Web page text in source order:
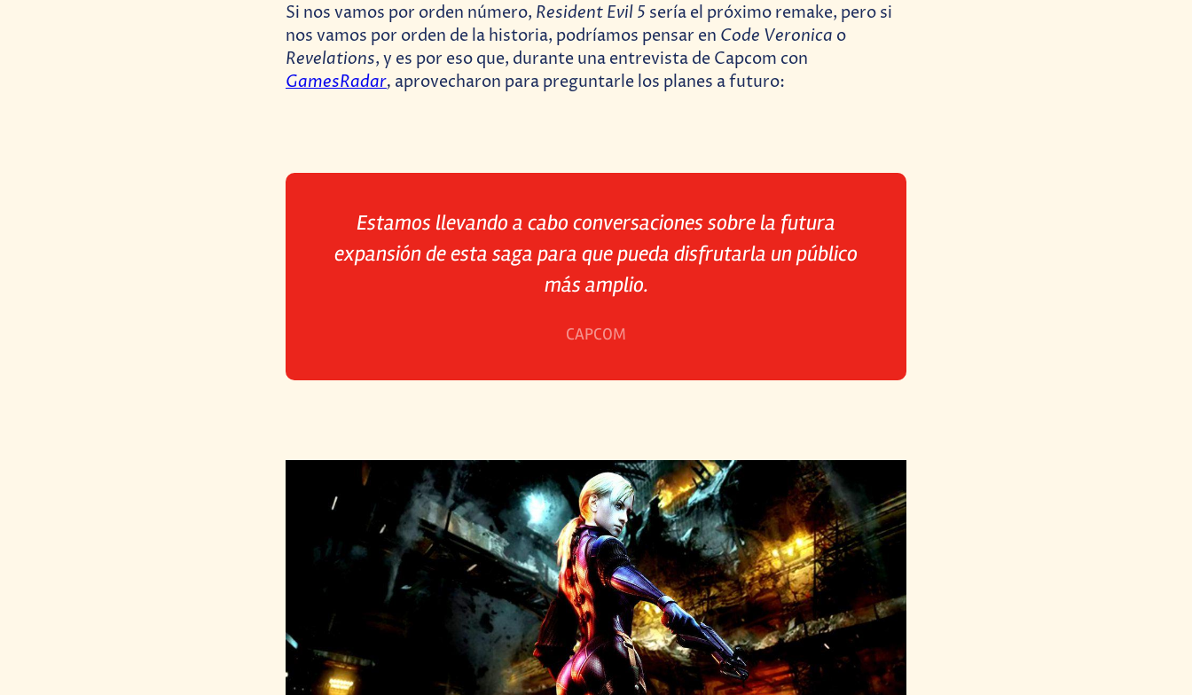
Si nos vamos por orden número, Resident Evil 5 sería el próximo remake, pero si
nos vamos por orden de la historia, podríamos pensar en Code Veronica o
Revelations, y es por eso que, durante una entrevista de Capcom con
GamesRadar, aprovecharon para preguntarle los planes a futuro:
Estamos llevando a cabo conversaciones sobre la futura
expansión de esta saga para que pueda disfrutarla un público
más amplio.
CAPCOM